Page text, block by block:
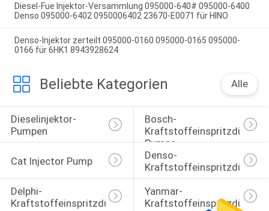
Diesel-Fue Injektor-Versammlung 095000-640# 095000-6400
Denso 095000-6402 0950006402 23670-E0071 für HINO
Denso-Injektor zerteilt 095000-0160 095000-0165 095000-
0166 für 6HK1 8943928624
Beliebte Kategorien Alle
Dieselinjektor-
Pumpen
Bosch-
Kraftstoffeinspritzdüse-
Pumpe
Cat Injector Pump
Denso-
Kraftstoffeinspritzdüse
Delphi-
Kraftstoffeinspritzdüse
Yanmar-
Kraftstoffeinspritzdüse